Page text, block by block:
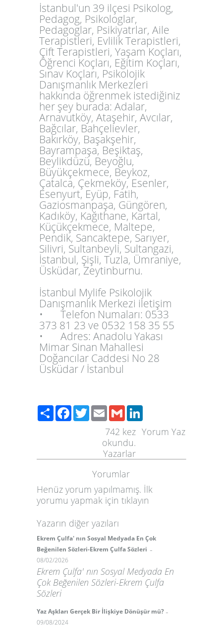
İstanbul'un 39 ilçesi Psikolog,
Pedagog, Psikologlar,
Pedagoglar, Psikiyatrlar, Aile
Terapistleri, Evlilik Terapistleri,
Çift Terapistleri, Yaşam Koçları,
Öğrenci Koçları, Eğitim Koçları,
Sınav Koçları, Psikolojik
Danışmanlık Merkezleri
hakkında öğrenmek istediğiniz
her şey burada: Adalar,
Arnavutköy, Ataşehir, Avcılar,
Bağcılar, Bahçelievler,
Bakırköy, Başakşehir,
Bayrampaşa, Beşiktaş,
Beylikdüzü, Beyoğlu,
Büyükçekmece, Beykoz,
Çatalca, Çekmeköy, Esenler,
Esenyurt, Eyüp, Fatih,
Gaziosmanpaşa, Güngören,
Kadıköy, Kağıthane, Kartal,
Küçükçekmece, Maltepe,
Pendik, Sancaktepe, Sarıyer,
Silivri, Sultanbeyli, Sultangazi,
İstanbul, Şişli, Tuzla, Ümraniye,
Üsküdar, Zeytinburnu.
İstanbul Mylife Psikolojik
Danışmanlık Merkezi iletişim
• Telefon Numaları: 0533
373 81 23 ve 0532 158 35 55
• Adres: Anadolu Yakası
Mimar Sinan Mahallesi
Doğancılar Caddesi No 28
Üsküdar / İstanbul
PaylaşFacebook
TwitterEmailGmail
Yorum Yaz
742 kez
okundu.
Yazarlar
Yorumlar
Henüz yorum yapılmamış. İlk
yorumu yapmak için tıklayın
Yazarın diğer yazıları
Ekrem Çulfa' nın Sosyal Medyada En Çok
Beğenilen Sözleri-Ekrem Çulfa Sözleri -
08/02/2026
Ekrem Çulfa' nın Sosyal Medyada En
Çok Beğenilen Sözleri-Ekrem Çulfa
Sözleri
Yaz Aşkları Gerçek Bir İlişkiye Dönüşür mü? -
09/08/2024